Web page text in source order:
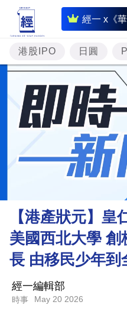
經一 x《
即
時
財
經
專
題
投
資
樓
市
財
商
業
技
港股IPO 日圓
【港產狀元】皇
美國西北大學 創
長 由移民少年到
經一編輯部
時事 May 20 2026